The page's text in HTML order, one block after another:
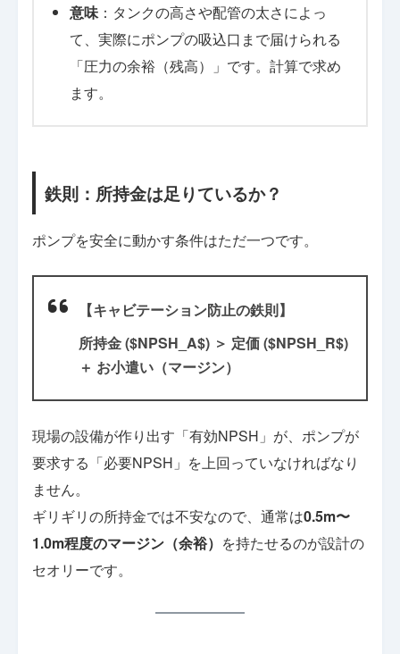
意味：タンクの高さや配管の太さによっ
て、実際にポンプの吸込口まで届けられる
「圧力の余裕（残高）」です。計算で求め
ます。
鉄則：所持金は足りているか？
ポンプを安全に動かす条件はただ一つです。
【キャビテーション防止の鉄則】
所持金 ($NPSH_A$) ＞ 定価 ($NPSH_R$)
＋ お小遣い（マージン）
現場の設備が作り出す「有効NPSH」が、ポンプが
要求する「必要NPSH」を上回っていなければなり
ません。
ギリギリの所持金では不安なので、通常は0.5m〜
1.0m程度のマージン（余裕） を持たせるのが設計の
セオリーです。